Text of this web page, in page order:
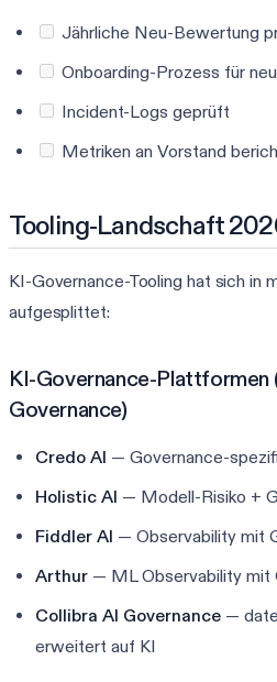
Jährliche Neu-Bewertung
Onboarding-Prozess für
Incident-Logs geprüft
Metriken an Vorstand
Tooling-Landschaft
KI-Governance-Tooling hat sich in
aufgesplittet:
KI-Governance-Plattformen
Governance)
Credo AI — Governance-
Holistic AI — Modell-Risiko +
Fiddler AI — Observability mit
Arthur — ML Observability mit
Collibra AI Governance —
erweitert auf KI